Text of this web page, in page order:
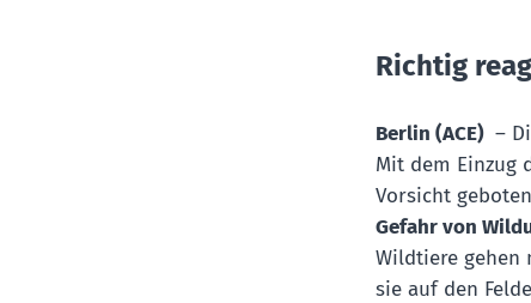
Richtig
Berlin (ACE) –
Mit dem Einzug
Vorsicht
Gefahr von
Wildtiere gehen
sie auf den